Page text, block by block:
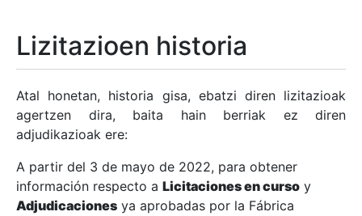
Erakutsi/Ezkutatu
Erakutsi/Ezkutatu
Erakutsi/Ezkutatu
Lizitazioen historia
Atal honetan, historia gisa, ebatzi diren lizitazioak
agertzen dira, baita hain berriak ez diren
adjudikazioak ere:
A partir del 3 de mayo de 2022, para obtener
información respecto a Licitaciones en curso y
Adjudicaciones ya aprobadas por la Fábrica